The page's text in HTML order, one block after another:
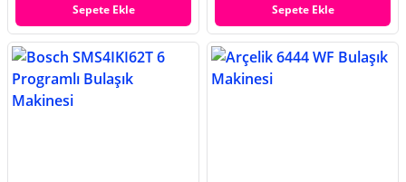
Sepete Ekle Sepete Ekle